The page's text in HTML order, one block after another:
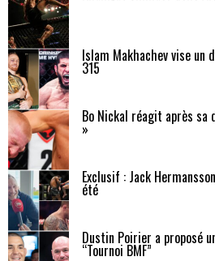
Islam Makhachev vise un
315
Bo Nickal réagit après sa
»
Exclusif : Jack
été
Dustin Poirier a proposé
“Tournoi BMF”